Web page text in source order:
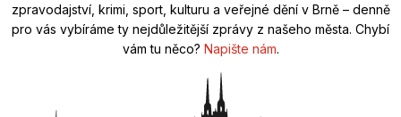
zpravodajství, krimi, sport, kulturu a veřejné dění v Brně – denně
pro vás vybíráme ty nejdůležitější zprávy z našeho města. Chybí
vám tu něco? Napište nám.